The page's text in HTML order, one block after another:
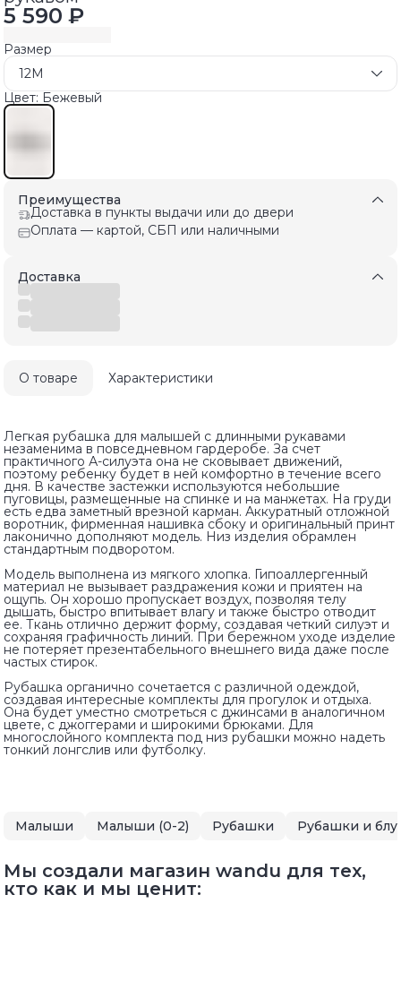
5 590 ₽
Размер
12M
Цвет: Бежевый
Преимущества
Доставка в пункты выдачи или до двери
Оплата — картой, СБП или наличными
Доставка
О товаре Характеристики
Легкая рубашка для малышей с длинными рукавами
незаменима в повседневном гардеробе. За счет
практичного А-силуэта она не сковывает движений,
поэтому ребенку будет в ней комфортно в течение всего
дня. В качестве застежки используются небольшие
пуговицы, размещенные на спинке и на манжетах. На груди
есть едва заметный врезной карман. Аккуратный отложной
воротник, фирменная нашивка сбоку и оригинальный принт
лаконично дополняют модель. Низ изделия обрамлен
стандартным подворотом.
Модель выполнена из мягкого хлопка. Гипоаллергенный
материал не вызывает раздражения кожи и приятен на
ощупь. Он хорошо пропускает воздух, позволяя телу
дышать, быстро впитывает влагу и также быстро отводит
ее. Ткань отлично держит форму, создавая четкий силуэт и
сохраняя графичность линий. При бережном уходе изделие
не потеряет презентабельного внешнего вида даже после
частых стирок.
Рубашка органично сочетается с различной одеждой,
создавая интересные комплекты для прогулок и отдыха.
Она будет уместно смотреться с джинсами в аналогичном
цвете, с джоггерами и широкими брюками. Для
многослойного комплекта под низ рубашки можно надеть
тонкий лонгслив или футболку.
Малыши Малыши (0-2) Рубашки Рубашки и
Мы создали магазин wandu для тех,
кто как и мы ценит: